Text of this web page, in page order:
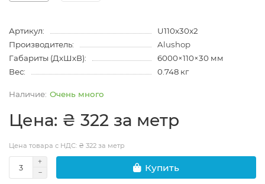
Артикул:
U110x30x2
Производитель:
Alushop
Габариты (ДхШхВ):
6000×110×30 мм
Вес:
0.748 кг
Очень много
Цена: ₴ 322 за метр
Цена товара с НДС: ₴ 322 за метр
Купить